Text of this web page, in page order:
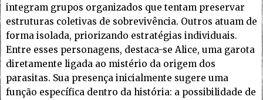
integram grupos organizados que tentam preservar
estruturas coletivas de sobrevivência. Outros atuam de
forma isolada, priorizando estratégias individuais.
Entre esses personagens, destaca-se Alice, uma garota
diretamente ligada ao mistério da origem dos
parasitas. Sua presença inicialmente sugere uma
função específica dentro da história: a possibilidade de